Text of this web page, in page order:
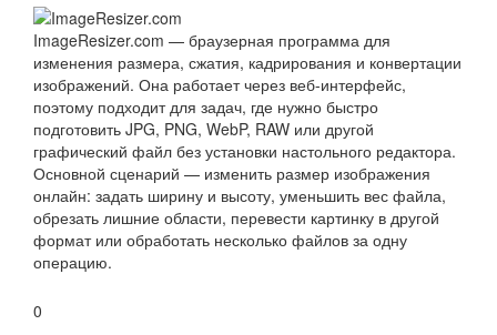
ImageResizer.com — браузерная программа для
изменения размера, сжатия, кадрирования и конвертации
изображений. Она работает через веб-интерфейс,
поэтому подходит для задач, где нужно быстро
подготовить JPG, PNG, WebP, RAW или другой
графический файл без установки настольного редактора.
Основной сценарий — изменить размер изображения
онлайн: задать ширину и высоту, уменьшить вес файла,
обрезать лишние области, перевести картинку в другой
формат или обработать несколько файлов за одну
операцию.
0